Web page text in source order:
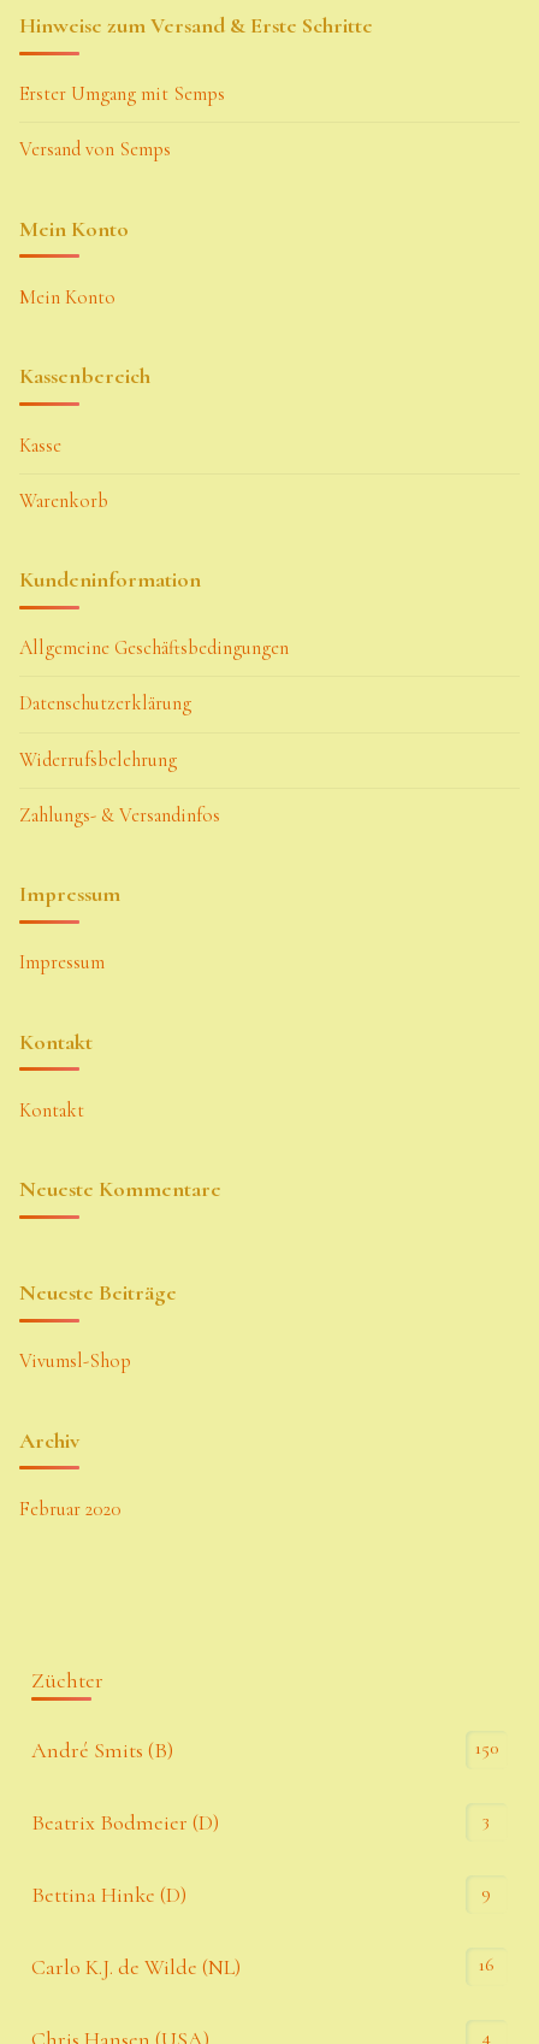
Hinweise zum Versand & Erste Schritte
Erster Umgang mit Semps
Versand von Semps
Mein Konto
Mein Konto
Kassenbereich
Kasse
Warenkorb
Kundeninformation
Allgemeine Geschäftsbedingungen
Datenschutzerklärung
Widerrufsbelehrung
Zahlungs- & Versandinfos
Impressum
Impressum
Kontakt
Kontakt
Neueste Kommentare
Neueste Beiträge
Vivumsl-Shop
Archiv
Februar 2020
Züchter
André Smits (B) 150
Beatrix Bodmeier (D) 3
Bettina Hinke (D) 9
Carlo K.J. de Wilde (NL) 16
4